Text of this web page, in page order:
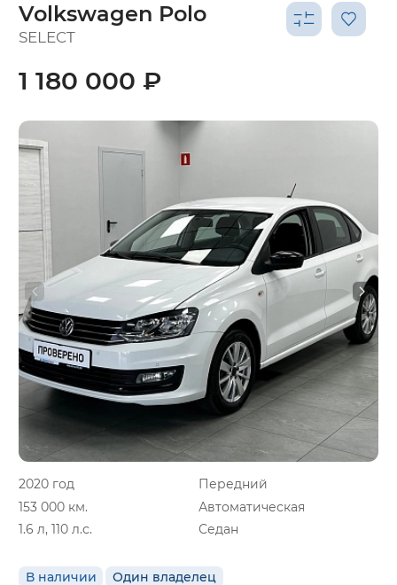
Volkswagen Polo
SELECT
2020 год
Передний
153 000 км.
Автоматическая
1.6 л, 110 л.с.
Седан
В наличии Один владелец
1 180 000 ₽